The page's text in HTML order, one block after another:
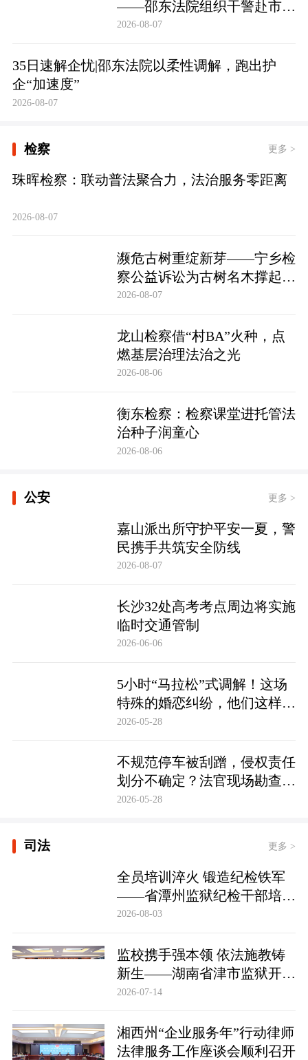
——邵东法院组织干警赴市禁
毒教育基地参观学习
2026-08-07
35日速解企忧|邵东法院以柔性调解，跑出护
企“加速度”
2026-08-07
检察 更多 >
珠晖检察：联动普法聚合力，法治服务零距离
2026-08-07
濒危古树重绽新芽——宁乡检
察公益诉讼为古树名木撑起法
治“保护伞”
2026-08-07
龙山检察借“村BA”火种，点
燃基层治理法治之光
2026-08-06
衡东检察：检察课堂进托管法
治种子润童心
2026-08-06
公安 更多 >
嘉山派出所守护平安一夏，警
民携手共筑安全防线
2026-08-07
长沙32处高考考点周边将实施
临时交通管制
2026-06-06
5小时“马拉松”式调解！这场
特殊的婚恋纠纷，他们这样化
解……
2026-05-28
不规范停车被刮蹭，侵权责任
划分不确定？法官现场勘查定
争纷
2026-05-28
司法 更多 >
全员培训淬火 锻造纪检铁军
——省潭州监狱纪检干部培训
实现全覆盖
2026-08-03
监校携手强本领 依法施教铸
新生——湖南省津市监狱开展
基层警察教育改造专项技能培
2026-07-14
湘西州“企业服务年”行动律师
法律服务工作座谈会顺利召开